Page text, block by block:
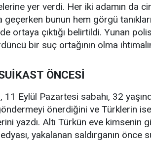
yer verdi. Her iki adamın da
geçerken bunun hem görgü
ortaya çıktığı belirtildi. Yunan
bir suç ortağının olma
ÖNCESİ
11 Eylül Pazartesi sabahı, 32
önerdiğini ve Türklerin
yazdı. Altı Türkün eve kimsenin
yakalanan saldırganın önce